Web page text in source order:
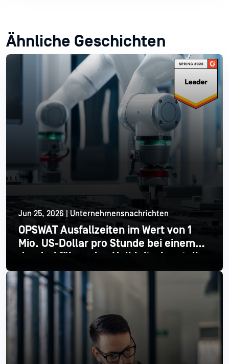
Ähnliche Geschichten
Jun 25, 2026 | Unternehmensnachrichten
OPSWAT Ausfallzeiten im Wert von 1
Mio. US-Dollar pro Stunde bei einem
der drei führenden Halbleiterhersteller
Mehr lesen